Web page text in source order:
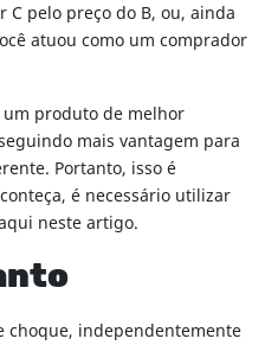
pelo preço do B, ou, ainda
atuou como um comprador
um produto de melhor
mais vantagem para
Portanto, isso é
é necessário utilizar
neste artigo.
choque, independentemente